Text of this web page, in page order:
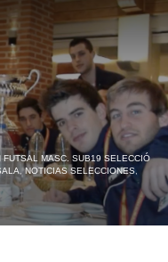
FUTSAL MASC. SUB19 SELECCIÓ
,NOTICIAS SELECCIONES,